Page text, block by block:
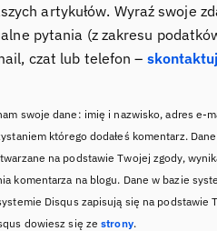
artykułów. Wyraź swoje
pytania (z zakresu
czat lub telefon –
swoje dane: imię i nazwisko, adres e-
którego dodałeś komentarz.
na podstawie Twojej zgody,
komentarza na blogu. Dane w bazie
Disqus zapisują się na podstawie
dowiesz się zestrony.